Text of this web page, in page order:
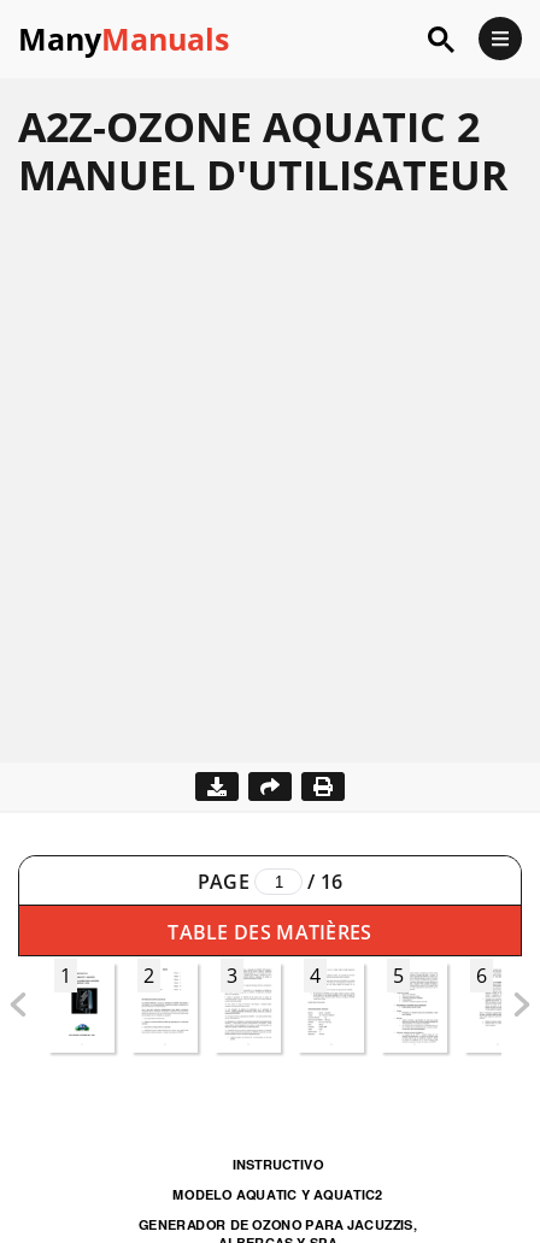
ManyManuals
A2Z-OZONE AQUATIC 2
MANUEL D'UTILISATEUR
PAGE / 16
TABLE DES MATIÈRES
1
2 3 4 5 6
INSTRUCTIVO
MODELO AQUATIC Y AQUATIC2
GENERADOR DE OZONO PARA JACUZZIS,